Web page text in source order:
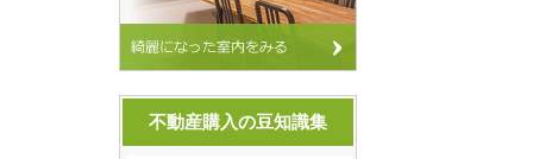
不動産購入の豆知識集